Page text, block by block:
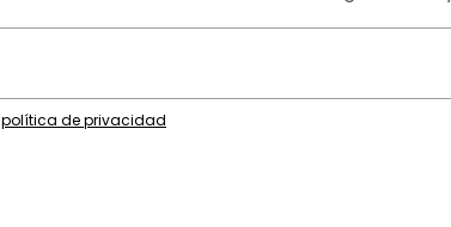
política de privacidad